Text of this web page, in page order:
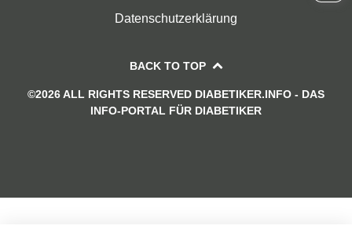
Datenschutzerklärung
BACK TO TOP
©2026 ALL RIGHTS RESERVED DIABETIKER.INFO - DAS
INFO-PORTAL FÜR DIABETIKER